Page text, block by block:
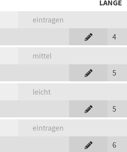
LÄNGE
eintragen
4
mittel
5
leicht
5
eintragen
6